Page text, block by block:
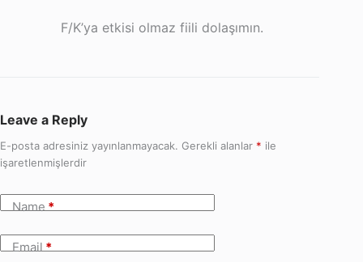
F/K’ya etkisi olmaz fiili dolaşımın.
Leave a Reply
E-posta adresiniz yayınlanmayacak. Gerekli alanlar * ile
işaretlenmişlerdir
Name*
Email*